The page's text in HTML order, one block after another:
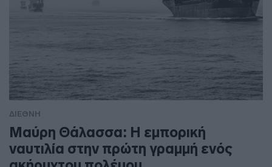
ΔΙΕΘΝΗ
Μαύρη Θάλασσα: Η εμπορική
ναυτιλία στην πρώτη γραμμή ενός